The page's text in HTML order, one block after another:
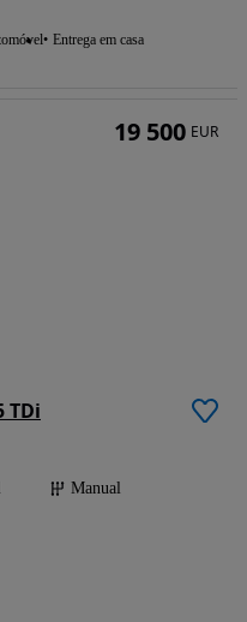
Entrega em casa
TDi
Manual
19 500 EUR